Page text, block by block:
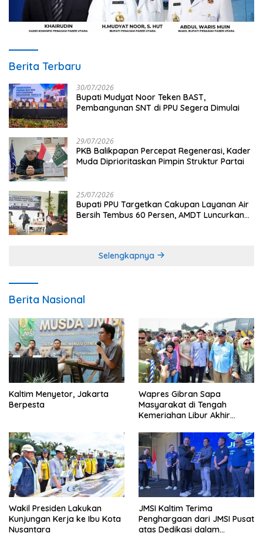
Berita Terbaru
30/07/2026
Bupati Mudyat Noor Teken BAST,
Pembangunan SNT di PPU Segera Dimulai
29/07/2026
PKB Balikpapan Percepat Regenerasi, Kader
Muda Diprioritaskan Pimpin Struktur Partai
25/07/2026
Bupati PPU Targetkan Cakupan Layanan Air
Bersih Tembus 60 Persen, AMDT Luncurkan
Selengkapnya
Berita Nasional
Kaltim Menyetor, Jakarta
Berpesta
Wapres Gibran Sapa
Masyarakat di Tengah
Kemeriahan Libur Akhir
Wakil Presiden Lakukan
Kunjungan Kerja ke Ibu Kota
Nusantara
JMSI Kaltim Terima
Penghargaan dari JMSI Pusat
atas Dedikasi dalam